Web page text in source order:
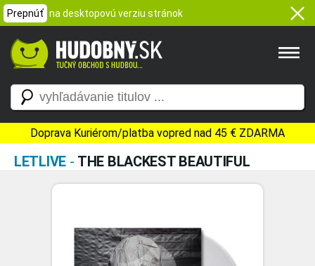
Prepnúť na desktopovú verziu stránok
Doprava Kuriérom/platba vopred nad 45 € ZDARMA
LETLIVE- THE BLACKEST BEAUTIFUL